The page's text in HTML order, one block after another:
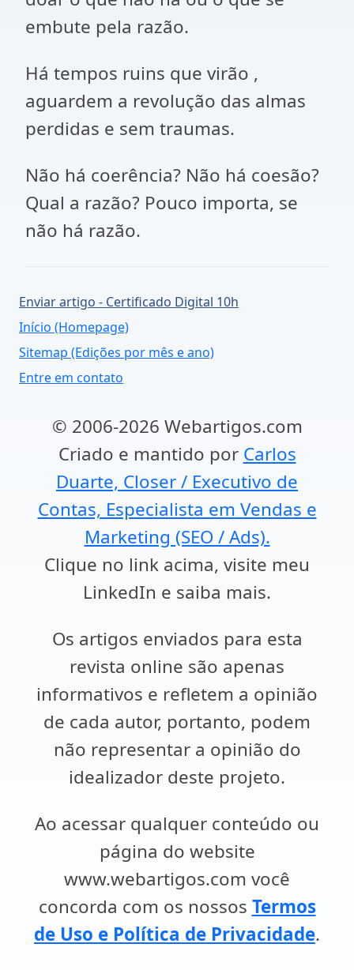
embute pela razão.
Há tempos ruins que virão ,
aguardem a revolução das almas
perdidas e sem traumas.
Não há coerência? Não há coesão?
Qual a razão? Pouco importa, se
não há razão.
Enviar artigo - Certificado Digital 10h
Início (Homepage)
Sitemap (Edições por mês e ano)
Entre em contato
© 2006-2026 Webartigos.com
Criado e mantido por Carlos
Duarte, Closer / Executivo de
Contas, Especialista em Vendas e
Marketing (SEO / Ads).
Clique no link acima, visite meu
LinkedIn e saiba mais.
Os artigos enviados para esta
revista online são apenas
informativos e refletem a opinião
de cada autor, portanto, podem
não representar a opinião do
idealizador deste projeto.
Ao acessar qualquer conteúdo ou
página do website
www.webartigos.com você
concorda com os nossos Termos
de Uso e Política de Privacidade.